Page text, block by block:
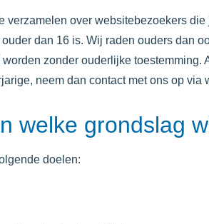
over websitebezoekers
dan 16 is. Wij raden ouders dan
zonder ouderlijke
neem dan contact met ons op via
welke grondslag
doelen: